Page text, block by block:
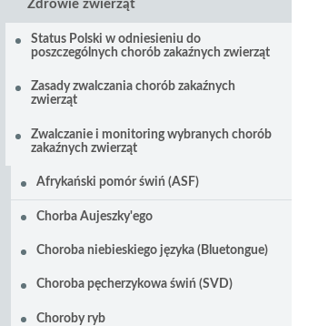
Zdrowie zwierząt
Status Polski w odniesieniu do
poszczególnych chorób zakaźnych zwierząt
Zasady zwalczania chorób zakaźnych
zwierząt
Zwalczanie i monitoring wybranych chorób
zakaźnych zwierząt
Afrykański pomór świń (ASF)
Chorba Aujeszky'ego
Choroba niebieskiego języka (Bluetongue)
Choroba pęcherzykowa świń (SVD)
Choroby ryb